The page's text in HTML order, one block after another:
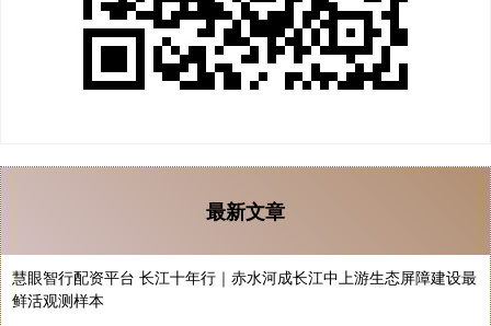
最新文章
慧眼智行配资平台 长江十年行｜赤水河成长江中上游生态屏障建设最
鲜活观测样本